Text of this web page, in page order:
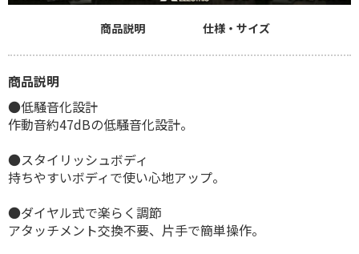
商品説明 仕様・サイズ
商品説明
●低騒音化設計
作動音約47dBの低騒音化設計。
●スタイリッシュボディ
持ちやすいボディで使い心地アップ。
●ダイヤル式で楽らく調節
アタッチメント交換不要、片手で簡単操作。